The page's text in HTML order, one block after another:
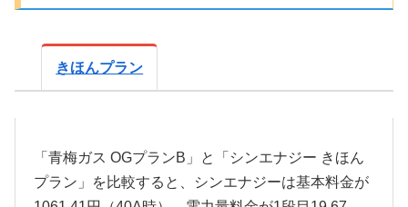
きほんプラン
「青梅ガス OGプランB」と「シンエナジー きほん
プラン」を比較すると、シンエナジーは基本料金が